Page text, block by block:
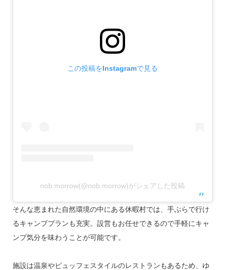
この投稿をInstagramで見る
nob.morrow(@nob.morrow)がシェアした投稿
そんな恵まれた自然環境の中にある休暇村では、手ぶらで行け
るキャンププランも充実。設営もお任せできるので手軽にキャ
ンプ気分を味わうことが可能です。
施設は温泉やビュッフェスタイルのレストランもあるため、ゆ